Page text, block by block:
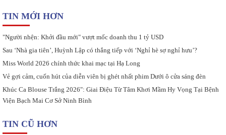
TIN MỚI HƠN
"Người nhện: Khởi đầu mới" vượt mốc doanh thu 1 tỷ USD
Sau ‘Nhà gia tiên’, Huỳnh Lập có thắng tiếp với ‘Nghỉ hè sợ nghỉ hưu’?
Miss World 2026 chính thức khai mạc tại Hạ Long
Vẻ gợi cảm, cuốn hút của diễn viên bị ghét nhất phim Dưới ô cửa sáng đèn
Khúc Ca Blouse Trắng 2026": Giai Điệu Từ Tâm Khơi Mầm Hy Vọng Tại Bệnh
Viện Bạch Mai Cơ Sở Ninh Bình
TIN CŨ HƠN